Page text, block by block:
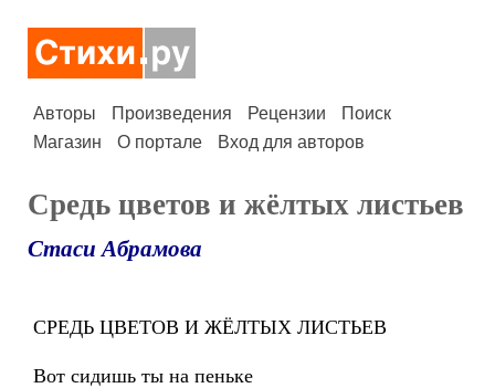
Авторы Произведения Рецензии
Поиск
Магазин
О портале Вход для авторов
Средь цветов и жёлтых листьев
Стаси Абрамова
СРЕДЬ ЦВЕТОВ И ЖЁЛТЫХ ЛИСТЬЕВ
Вот сидишь ты на пеньке